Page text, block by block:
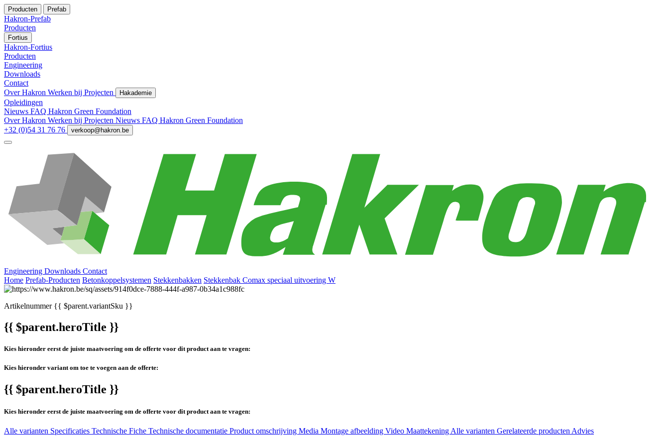
Producten Prefab
Hakron-Prefab
Producten
Fortius
Hakron-Fortius
Producten
Engineering
Downloads
Contact
Over Hakron Werken bij Projecten Hakademie
Opleidingen
Nieuws FAQ Hakron Green Foundation
Over Hakron Werken bij Projecten Nieuws FAQ Hakron Green Foundation
+32 (0)54 31 76 76
verkoop@hakron.be
Engineering Downloads Contact
Home Prefab-Producten Betonkoppelsystemen Stekkenbakken Stekkenbak Comax speciaal uitvoering W
Artikelnummer{{ $parent.variantSku }}
{{ $parent.heroTitle }}
Kies hieronder eerst de juiste maatvoering om de offerte voor dit product aan te vragen:
Kies hieronder variant om toe te voegen aan de offerte:
{{ $parent.heroTitle }}
Kies hieronder eerst de juiste maatvoering om de offerte voor dit product aan te vragen:
Alle varianten Specificaties Technische Fiche Technische documentatie Product omschrijving Media Montage afbeelding Video Maattekening Alle varianten Gerelateerde producten Advies